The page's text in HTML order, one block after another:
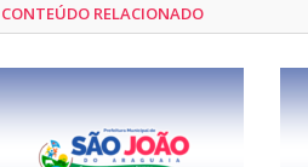
CONTEÚDO RELACIONADO